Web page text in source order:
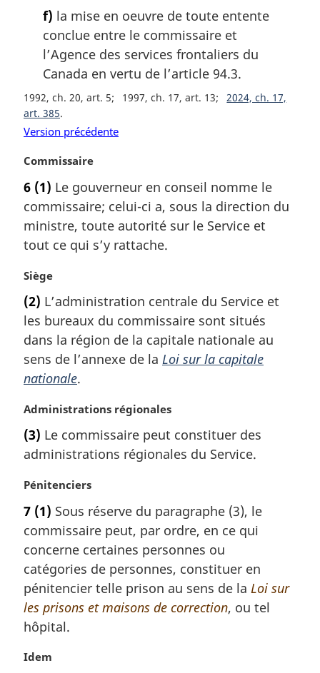
f) la mise en oeuvre de toute entente
conclue entre le commissaire et
l’Agence des services frontaliers du
Canada en vertu de l’article 94.3.
1992, ch. 20, art. 5 1997, ch. 17, art. 13
2024, ch. 17,
art. 385
Version précédente
N
t
e
m
a
g
n
a
e
:
Commissaire
6 (1) Le gouverneur en conseil nomme le
commissaire; celui-ci a, sous la direction du
ministre, toute autorité sur le Service et
tout ce qui s’y rattache.
N
t
e
m
a
g
n
a
e
:
Siège
(2) L’administration centrale du Service et
les bureaux du commissaire sont situés
dans la région de la capitale nationale au
sens de l’annexe de la Loi sur la capitale
nationale.
N
t
e
a
g
i
n
a
e
:
Administrations régionales
(3) Le commissaire peut constituer des
administrations régionales du Service.
N
t
e
m
r
g
i
n
l
Pénitenciers
7 (1) Sous réserve du paragraphe (3), le
commissaire peut, par ordre, en ce qui
concerne certaines personnes ou
catégories de personnes, constituer en
pénitencier telle prison au sens de la Loi sur
les prisons et maisons de correction, ou tel
hôpital.
N
Idem